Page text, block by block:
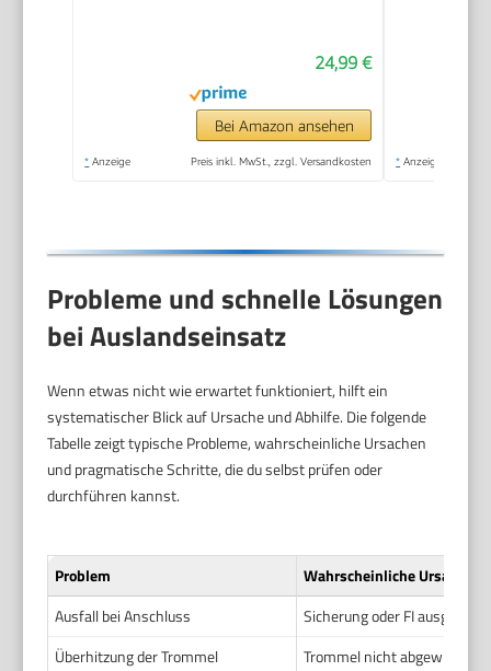
Haushalt, 10m Kabel,
Made in Germany)
anthrazit
24,99 €
Bei Amazon ansehen
* Anzeige Preis inkl. MwSt., zzgl. Versandkosten * Anzeige
Probleme und schnelle Lösungen
bei Auslandseinsatz
Wenn etwas nicht wie erwartet funktioniert, hilft ein
systematischer Blick auf Ursache und Abhilfe. Die folgende
Tabelle zeigt typische Probleme, wahrscheinliche Ursachen
und pragmatische Schritte, die du selbst prüfen oder
durchführen kannst.
Problem
Wahrscheinliche Ursache
Ausfall bei Anschluss
Sicherung oder FI
Überhitzung der Trommel
Trommel nicht abgewickelt